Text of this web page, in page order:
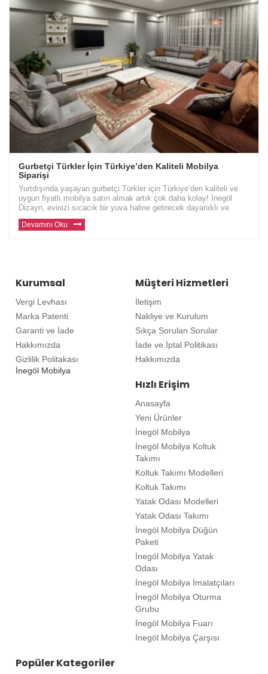
Gurbetçi Türkler İçin Türkiye’den Kaliteli Mobilya
Siparişi
Yurtdışında yaşayan gurbetçi Türkler için Türkiye’den kaliteli ve
uygun fiyatlı mobilya satın almak artık çok daha kolay! İnegöl
Dizayn, evinizi sıcacık bir yuva haline getirecek dayanıklı ve
modern mobilyalar sunuyor. Avrupa ve diğer ülkelerde yaşayan gu
Devamını Oku
Kurumsal
Vergi Levhası
Marka Patenti
Garanti ve İade
Hakkımızda
Gizlilik Politakası
İnegöl Mobilya
Müşteri Hizmetleri
İletişim
Nakliye ve Kurulum
Sıkça Sorulan Sorular
İade ve İptal Politikası
Hakkımızda
Hızlı Erişim
Anasayfa
Yeni Ürünler
İnegöl Mobilya
İnegöl Mobilya Koltuk
Takımı
Koltuk Takımı Modelleri
Koltuk Takımı
Yatak Odası Modelleri
Yatak Odası Takımı
İnegöl Mobilya Düğün
Paketi
İnegöl Mobilya Yatak
Odası
İnegöl Mobilya İmalatçıları
İnegöl Mobilya Oturma
Grubu
İnegöl Mobilya Fuarı
İnegöl Mobilya Çarşısı
Popüler Kategoriler